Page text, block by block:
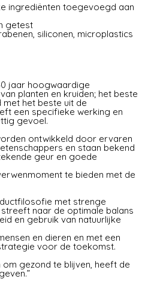
ingrediënten toegevoegd aan
getest
siliconen, microplastics
jaar hoogwaardige
planten en kruiden; het beste
het beste uit de
een specifieke werking en
gevoel.
ontwikkeld door ervaren
en staan bekend
geur en goede
te bieden met de
met strenge
naar de optimale balans
en gebruik van natuurlijke
en dieren en met een
voor de toekomst.
om gezond te blijven, heeft de